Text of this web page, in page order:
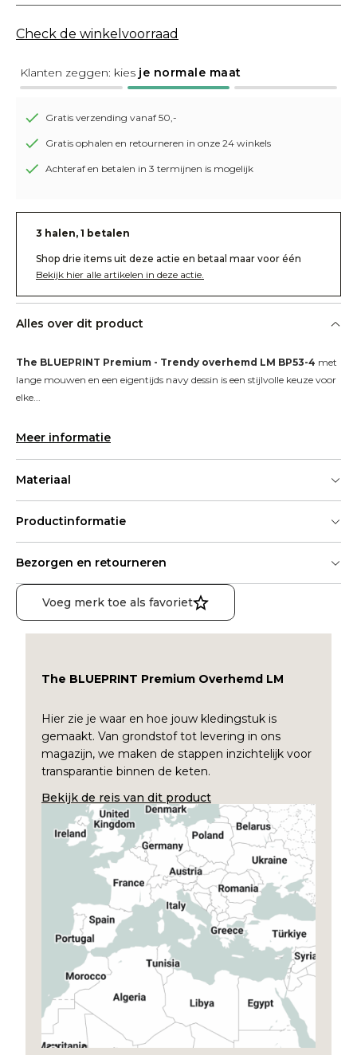
Check de winkelvoorraad
Klanten zeggen: kies je normale maat
Gratis verzending vanaf 50,-
Gratis ophalen en retourneren in onze 24 winkels
Achteraf en betalen in 3 termijnen is mogelijk
3 halen, 1 betalen
Shop drie items uit deze actie en betaal maar voor één
Bekijk hier alle artikelen in deze actie.
Alles over dit product
The BLUEPRINT Premium - Trendy overhemd LM BP53-4 met
lange mouwen en een eigentijds navy dessin is een stijlvolle keuze voor
elke...
Meer informatie
Materiaal
Productinformatie
Bezorgen en retourneren
Voeg merk toe als favoriet
The BLUEPRINT Premium Overhemd LM
Hier zie je waar en hoe jouw kledingstuk is
gemaakt. Van grondstof tot levering in ons
magazijn, we maken de stappen inzichtelijk voor
transparantie binnen de keten.
Bekijk de reis van dit product